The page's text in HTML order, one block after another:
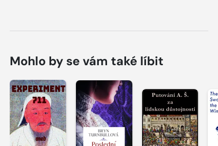
Mohlo by se vám také líbit